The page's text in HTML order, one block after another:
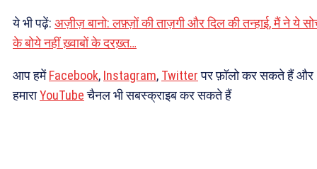
ये भी पढ़ें: अज़ीज़ बानो: लफ़्ज़ों की ताज़गी और दिल की तन्हाई, मैं ने ये
के बोये नहीं ख़्वाबों के दरख़्त…
आप हमेंFacebook, Instagram, Twitterपर फ़ॉलो कर सकते हैं और
हमाराYouTubeचैनल भी सबस्क्राइब कर सकते हैं